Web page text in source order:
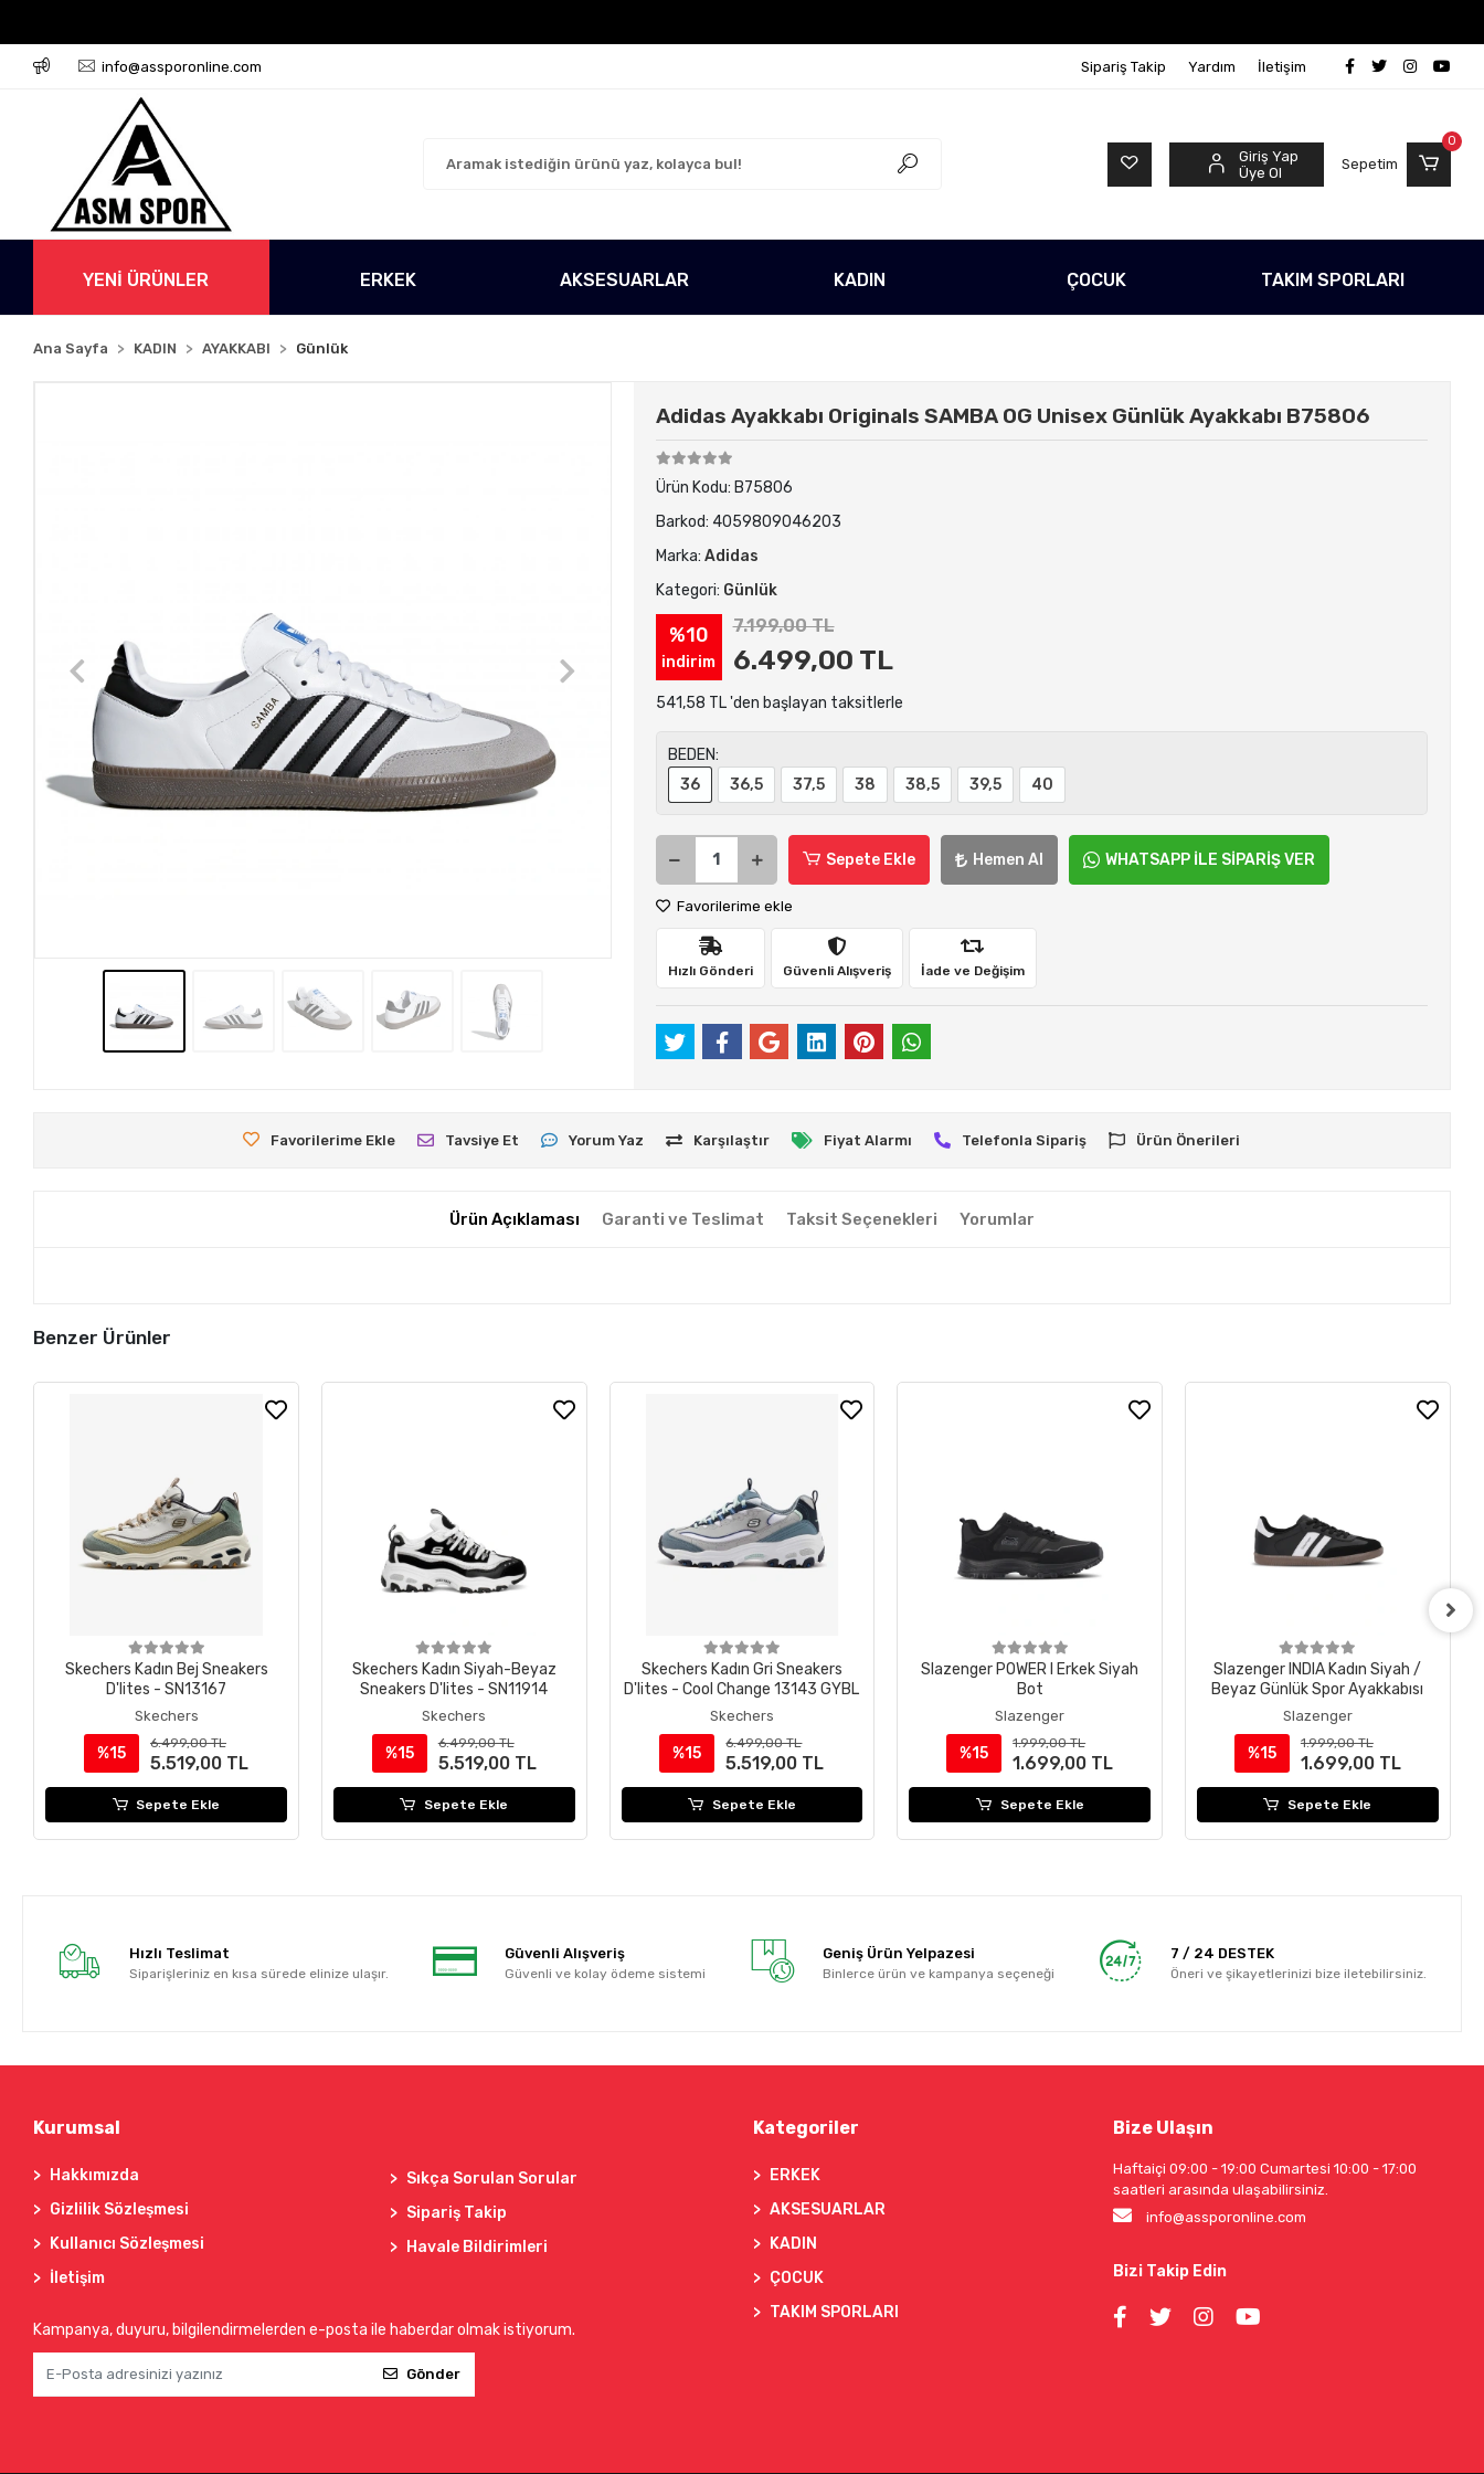
info@assporonline.com Sipariş Takip Yardım İletişim
Giriş Yap
Üye Ol
Sepetim
0
YENİ ÜRÜNLER ERKEK AKSESUARLAR KADIN ÇOCUK TAKIM SPORLARI
Ana Sayfa KADIN AYAKKABI Günlük
Adidas Ayakkabı Originals SAMBA OG Unisex Günlük Ayakkabı B75806
Ürün Kodu: B75806
Barkod: 4059809046203
Marka: Adidas
Kategori: Günlük
%10
indirim
7.199,00 TL
6.499,00 TL
541,58 TL 'den başlayan taksitlerle
BEDEN:
36
36,5 37,5 38 38,5 39,5 40
Sepete Ekle Hemen Al WHATSAPP İLE SİPARİŞ VER
Favorilerime ekle
Hızlı Gönderi Güvenli Alışveriş İade ve Değişim
Favorilerime Ekle Tavsiye Et Yorum Yaz Karşılaştır Fiyat Alarmı Telefonla Sipariş Ürün Önerileri
Ürün Açıklaması Garanti ve Teslimat Taksit Seçenekleri Yorumlar
Benzer Ürünler
Skechers Kadın Bej Sneakers
D'lites - SN13167
Skechers
%15
6.499,00 TL
5.519,00 TL
Sepete Ekle
Skechers Kadın Siyah-Beyaz
Sneakers D'lites - SN11914
Skechers
%15
6.499,00 TL
5.519,00 TL
Sepete Ekle
Skechers Kadın Gri Sneakers
D'lites - Cool Change 13143 GYBL
Skechers
%15
6.499,00 TL
5.519,00 TL
Sepete Ekle
Slazenger POWER I Erkek Siyah
Bot
Slazenger
%15
1.999,00 TL
1.699,00 TL
Sepete Ekle
Slazenger INDIA Kadın Siyah /
Beyaz Günlük Spor Ayakkabısı
Slazenger
%15
1.999,00 TL
1.699,00 TL
Sepete Ekle
Hızlı Teslimat
Siparişleriniz en kısa sürede elinize ulaşır.
Güvenli Alışveriş
Güvenli ve kolay ödeme sistemi
Geniş Ürün Yelpazesi
Binlerce ürün ve kampanya seçeneği
7 / 24 DESTEK
Öneri ve şikayetlerinizi bize iletebilirsiniz.
Kurumsal
Hakkımızda
Gizlilik Sözleşmesi
Kullanıcı Sözleşmesi
İletişim
Sıkça Sorulan Sorular
Sipariş Takip
Havale Bildirimleri
Kampanya, duyuru, bilgilendirmelerden e-posta ile haberdar olmak istiyorum.
Gönder
Kategoriler
ERKEK
AKSESUARLAR
KADIN
ÇOCUK
TAKIM SPORLARI
Bize Ulaşın
Haftaiçi 09:00 - 19:00 Cumartesi 10:00 - 17:00
saatleri arasında ulaşabilirsiniz.
info@assporonline.com
Bizi Takip Edin